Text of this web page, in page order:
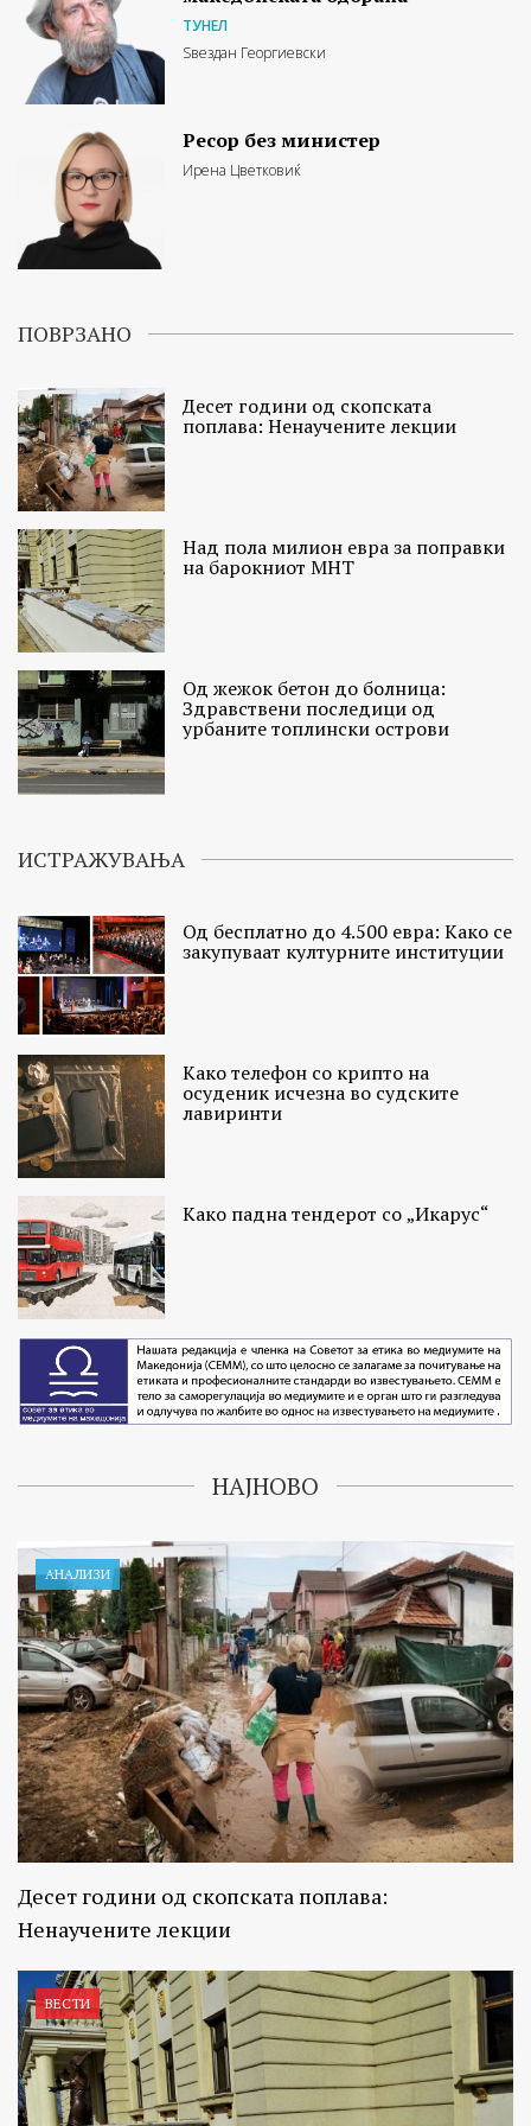
ТУНЕЛ
Ѕвездан Георгиевски
Ресор без министер
Ирена Цветковиќ
ПОВРЗАНО
Десет години од скопската
поплава: Ненаучените лекции
Над пола милион евра за поправки
на барокниот МНТ
Од жежок бетон до болница:
Здравствени последици од
урбаните топлински острови
ИСТРАЖУВАЊА
Од бесплатно до 4.500 евра: Како се
закупуваат културните институции
Како телефон со крипто на
осуденик исчезна во судските
лавиринти
Како падна тендерот со „Икарус“
НАЈНОВО
АНАЛИЗИ
Десет години од скопската поплава:
Ненаучените лекции
ВЕСТИ